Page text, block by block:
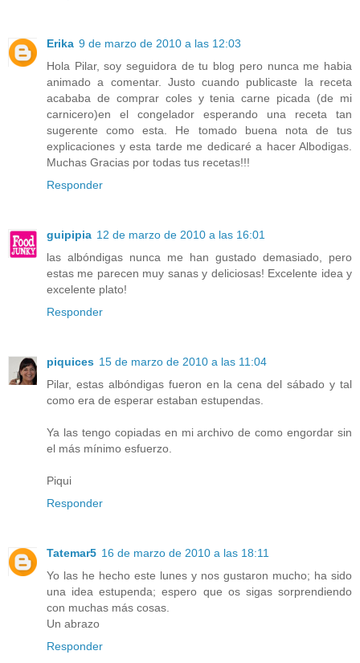
Erika 9 de marzo de 2010 a las 12:03
Hola Pilar, soy seguidora de tu blog pero nunca me habia
animado a comentar. Justo cuando publicaste la receta
acababa de comprar coles y tenia carne picada (de mi
carnicero)en el congelador esperando una receta tan
sugerente como esta. He tomado buena nota de tus
explicaciones y esta tarde me dedicaré a hacer Albodigas.
Muchas Gracias por todas tus recetas!!!
Responder
guipipia 12 de marzo de 2010 a las 16:01
las albóndigas nunca me han gustado demasiado, pero
estas me parecen muy sanas y deliciosas! Excelente idea y
excelente plato!
Responder
piquices 15 de marzo de 2010 a las 11:04
Pilar, estas albóndigas fueron en la cena del sábado y tal
como era de esperar estaban estupendas.
Ya las tengo copiadas en mi archivo de como engordar sin
el más mínimo esfuerzo.
Piqui
Responder
Tatemar5 16 de marzo de 2010 a las 18:11
Yo las he hecho este lunes y nos gustaron mucho; ha sido
una idea estupenda; espero que os sigas sorprendiendo
con muchas más cosas.
Un abrazo
Responder